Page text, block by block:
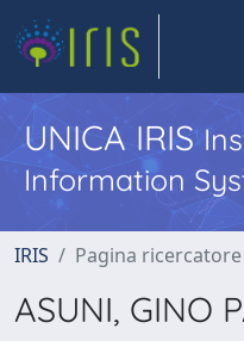
UNICA IRIS
Information
IRIS Pagina ricercatore
ASUNI, GINO